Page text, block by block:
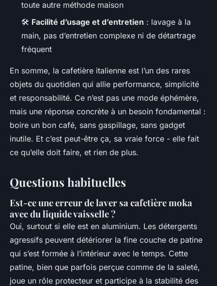
toute autre méthode maison
🛠️ Facilité d’usage et d’entretien : lavage à la
main, pas d’entretien complexe ni de détartrage
fréquent
En somme, la cafetière italienne est l’un des rares
objets du quotidien qui allie performance, simplicité
et responsabilité. Ce n’est pas une mode éphémère,
mais une réponse concrète à un besoin fondamental :
boire un bon café, sans gaspillage, sans gadget
inutile. Et c’est peut-être ça, sa vraie force - elle fait
ce qu’elle doit faire, et rien de plus.
Questions habituelles
Est-ce une erreur de laver sa cafetière moka
avec du liquide vaisselle ?
Oui, surtout si elle est en aluminium. Les détergents
agressifs peuvent détériorer la fine couche de patine
qui s’est formée à l’intérieur avec le temps. Cette
patine, bien que parfois perçue comme de la saleté,
joue un rôle protecteur et participe à la stabilité des